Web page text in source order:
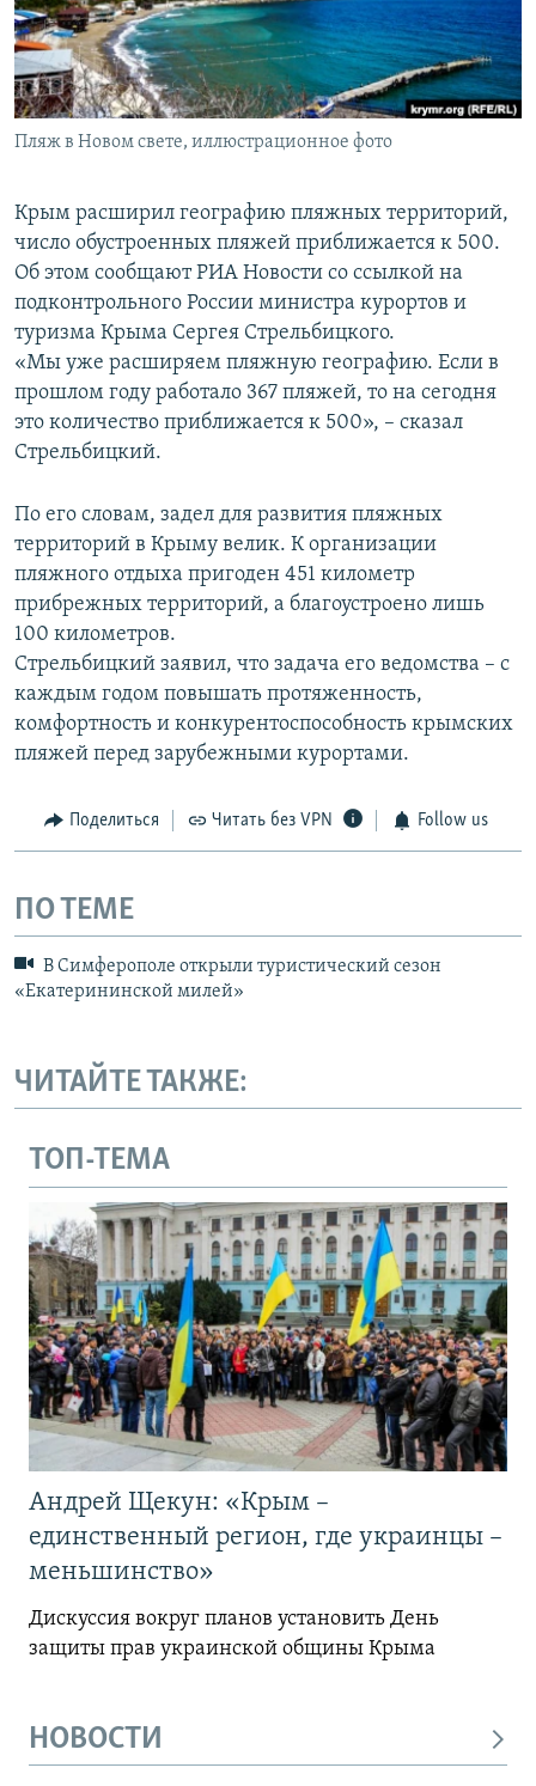
ПОБЕДИТЕЛЕЙ НЕ СУДЯТ?
КРЫМ.НЕПОКОРЕННЫЙ
ELIFBE
УКРАИНСКАЯ ПРОБЛЕМА КРЫМА
ПРИСОЕДИНЯЙТЕСЬ!
Пляж в Новом свете, иллюстрационное фото
Крым расширил географию пляжных территорий,
число обустроенных пляжей приближается к 500.
Об этом сообщают РИА Новости со ссылкой на
подконтрольного России министра курортов и
туризма Крыма Сергея Стрельбицкого.
«Мы уже расширяем пляжную географию. Если в
прошлом году работало 367 пляжей, то на сегодня
это количество приближается к 500», – сказал
Стрельбицкий.
По его словам, задел для развития пляжных
территорий в Крыму велик. К организации
пляжного отдыха пригоден 451 километр
прибрежных территорий, а благоустроено лишь
100 километров.
Стрельбицкий заявил, что задача его ведомства – с
каждым годом повышать протяженность,
комфортность и конкурентоспособность крымских
пляжей перед зарубежными курортами.
Поделиться Читать без VPN Follow us
ПО ТЕМЕ
В Симферополе открыли туристический сезон
«Екатерининской милей»
ЧИТАЙТЕ ТАКЖЕ:
ТОП-ТЕМА
Андрей Щекун: «Крым –
единственный регион, где украинцы –
меньшинство»
Дискуссия вокруг планов установить День
защиты прав украинской общины Крыма
НОВОСТИ